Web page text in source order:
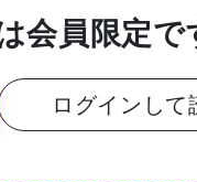
大医科学研究所教
能を有しており、
2008年に河岡研究
フォームに基づい
会員限定で
ログインして